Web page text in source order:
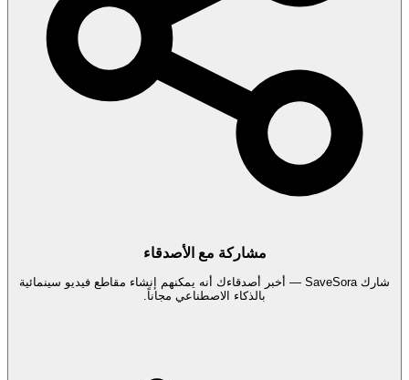
مشاركة مع الأصدقاء
شارك SaveSora — أخبر أصدقاءك أنه يمكنهم إنشاء مقاطع فيديو سينمائية
بالذكاء الاصطناعي مجاناً.